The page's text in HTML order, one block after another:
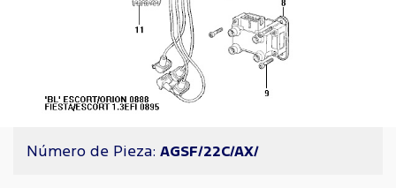
Número de Pieza: AGSF/22C/AX/